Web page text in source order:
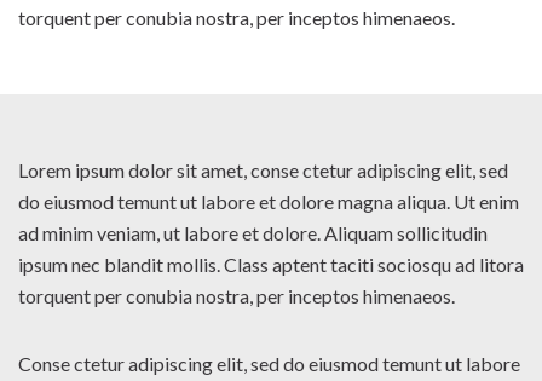
torquent per conubia nostra, per inceptos himenaeos.
Lorem ipsum dolor sit amet, conse ctetur adipiscing elit, sed
do eiusmod temunt ut labore et dolore magna aliqua. Ut enim
ad minim veniam, ut labore et dolore. Aliquam sollicitudin
ipsum nec blandit mollis. Class aptent taciti sociosqu ad litora
torquent per conubia nostra, per inceptos himenaeos.
Conse ctetur adipiscing elit, sed do eiusmod temunt ut labore